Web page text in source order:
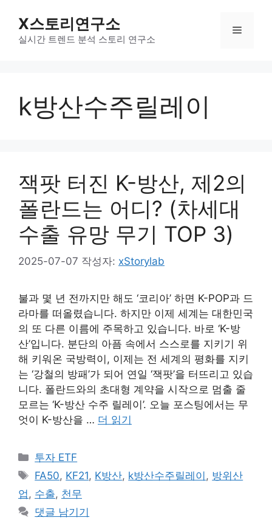
X스토리연구소
실시간 트렌드 분석 스토리 연구소
메
k방산수주릴레이
잭팟 터진 K-방산, 제2의
폴란드는 어디? (차세대
수출 유망 무기 TOP 3)
2025-07-07 작성자: xStorylab
불과 몇 년 전까지만 해도 ‘코리아’ 하면 K-POP과 드
라마를 떠올렸습니다. 하지만 이제 세계는 대한민국
의 또 다른 이름에 주목하고 있습니다. 바로 ‘K-방
산’입니다. 분단의 아픔 속에서 스스로를 지키기 위
해 키워온 국방력이, 이제는 전 세계의 평화를 지키
는 ‘강철의 방패’가 되어 연일 ‘잭팟’을 터뜨리고 있습
니다. 폴란드와의 초대형 계약을 시작으로 멈출 줄
모르는 ‘K-방산 수주 릴레이’. 오늘 포스팅에서는 무
엇이 K-방산을 … 더 읽기
카
테
리
투자 ETF
태
그
FA50, KF21, K방산, k방산수주릴레이 , 방위산
업 , 수출, 천무
댓글 남기기